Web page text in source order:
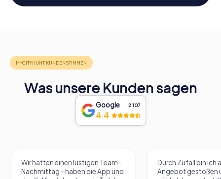
Was unsere Kunden sagen
Google 2‘107
4.4
Wir hatten einen lustigen Team-
Nachmittag - haben die App und
Durch Zufall bin ich
Angebot gestoßen